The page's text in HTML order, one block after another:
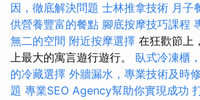
因，徹底解決問題 士林推拿技術 月子
供營養豐富的餐點 腳底按摩技巧課程
無二的空間 附近按摩選擇 在狂歡節上
上最大的寓言遊行遊行。 臥式冷凍櫃
的冷藏選擇 外牆漏水，專業技術及時
題 專業SEO Agency幫助你實現成功